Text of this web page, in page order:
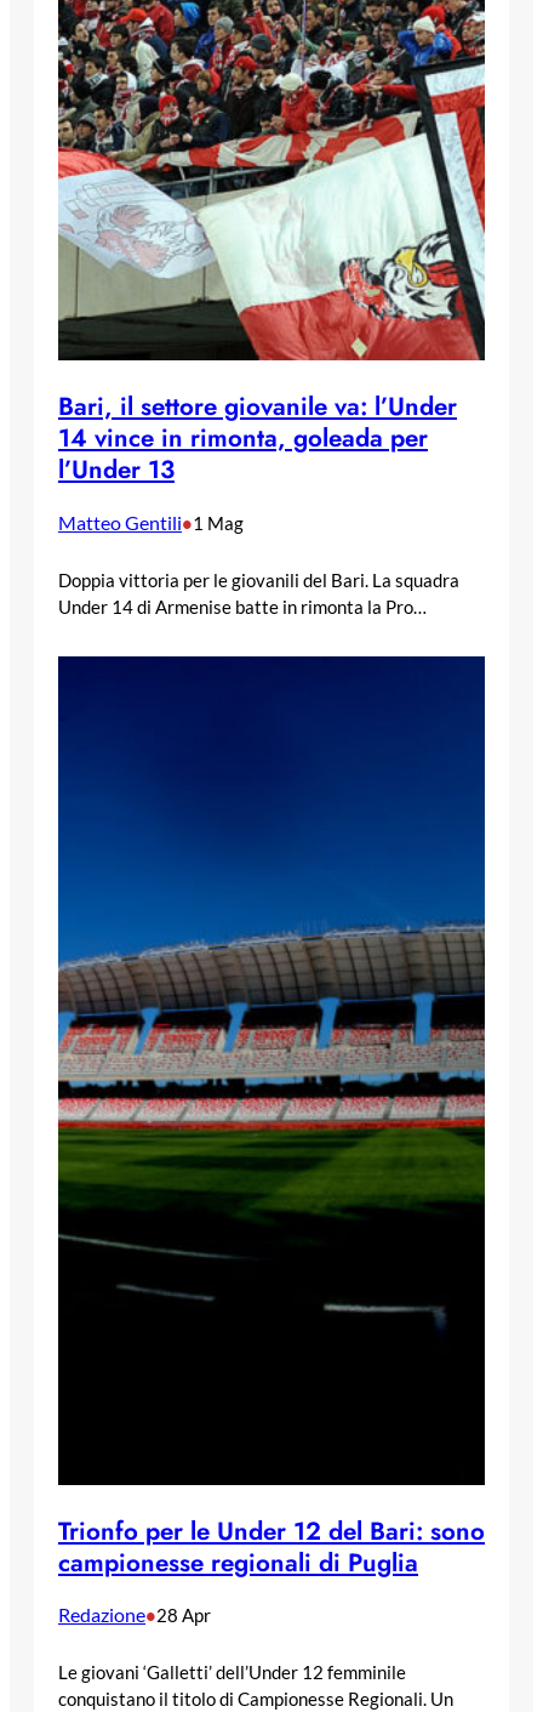
Bari, il settore giovanile va: l’Under
14 vince in rimonta, goleada per
l’Under 13
Matteo Gentili•1 Mag
Doppia vittoria per le giovanili del Bari. La squadra
Under 14 di Armenise batte in rimonta la Pro…
Trionfo per le Under 12 del Bari: sono
campionesse regionali di Puglia
Redazione•28 Apr
Le giovani ‘Galletti’ dell’Under 12 femminile
conquistano il titolo di Campionesse Regionali. Un